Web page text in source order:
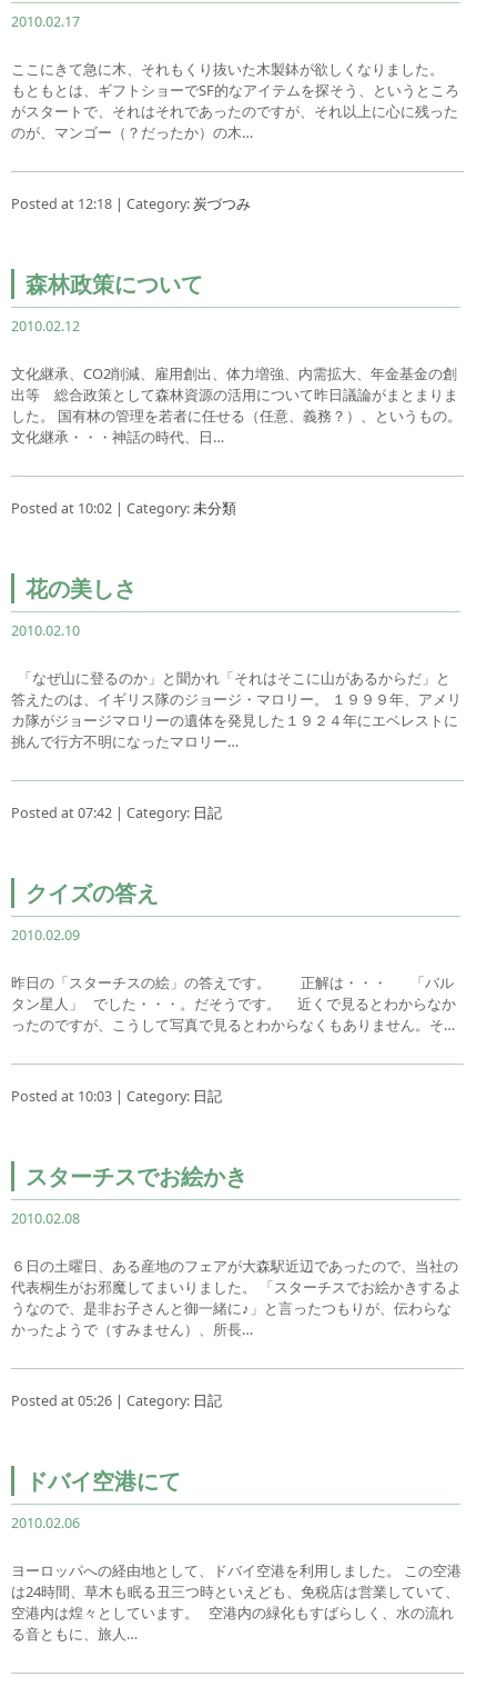
2010.02.17
ここにきて急に木、それもくり抜いた木製鉢が欲しくなりました。
もともとは、ギフトショーでSF的なアイテムを探そう、というところ
がスタートで、それはそれであったのですが、それ以上に心に残った
のが、マンゴー（？だったか）の木…
Posted at 12:18 | Category:炭づつみ
森林政策について
2010.02.12
文化継承、CO2削減、雇用創出、体力増強、内需拡大、年金基金の創
出等 総合政策として森林資源の活用について昨日議論がまとまりま
した。 国有林の管理を若者に任せる（任意、義務？）、というもの。
文化継承・・・神話の時代、日…
Posted at 10:02 | Category:未分類
花の美しさ
2010.02.10
「なぜ山に登るのか」と聞かれ「それはそこに山があるからだ」と
答えたのは、イギリス隊のジョージ・マロリー。 １９９９年、アメリ
カ隊がジョージマロリーの遺体を発見した１９２４年にエベレストに
挑んで行方不明になったマロリー…
Posted at 07:42 | Category: 日記
クイズの答え
2010.02.09
昨日の「スターチスの絵」の答えです。 正解は・・・ 「バル
タン星人」 でした・・・。だそうです。 近くで見るとわからなか
ったのですが、こうして写真で見るとわからなくもありません。そ…
Posted at 10:03 | Category: 日記
スターチスでお絵かき
2010.02.08
６日の土曜日、ある産地のフェアが大森駅近辺であったので、当社の
代表桐生がお邪魔してまいりました。 「スターチスでお絵かきするよ
うなので、是非お子さんと御一緒に♪」と言ったつもりが、伝わらな
かったようで（すみません）、所長…
Posted at 05:26 | Category: 日記
ドバイ空港にて
2010.02.06
ヨーロッパへの経由地として、ドバイ空港を利用しました。 この空港
は24時間、草木も眠る丑三つ時といえども、免税店は営業していて、
空港内は煌々としています。 空港内の緑化もすばらしく、水の流れ
る音ともに、旅人…